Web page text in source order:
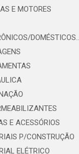
E MOTORES
DOMÉSTICOS..
E ACESSÓRIOS
P/CONSTRUÇÃO
ELÉTRICO